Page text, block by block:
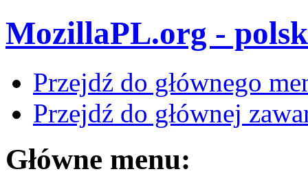
MozillaPL.org -
Przejdź do głównego
Przejdź do głównej
Główne menu: